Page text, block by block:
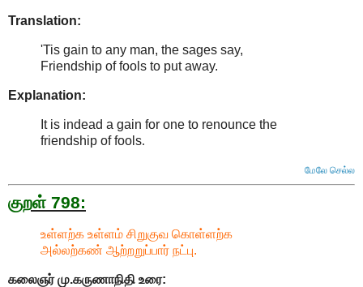
Translation:
'Tis gain to any man, the sages say,
Friendship of fools to put away.
Explanation:
It is indead a gain for one to renounce the
friendship of fools.
மேலே செல்ல
குறள் 798:
உள்ளற்க உள்ளம் சிறுகுவ கொள்ளற்க
அல்லற்கண் ஆற்றறுப்பார் நட்பு.
கலைஞர் மு.கருணாநிதி உரை: